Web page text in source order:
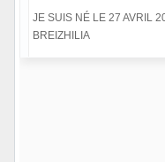
JE SUIS NÉ LE 27 AVRIL
BREIZHILIA